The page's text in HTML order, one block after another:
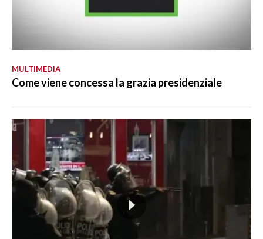
MULTIMEDIA
Come viene concessa la grazia presidenziale